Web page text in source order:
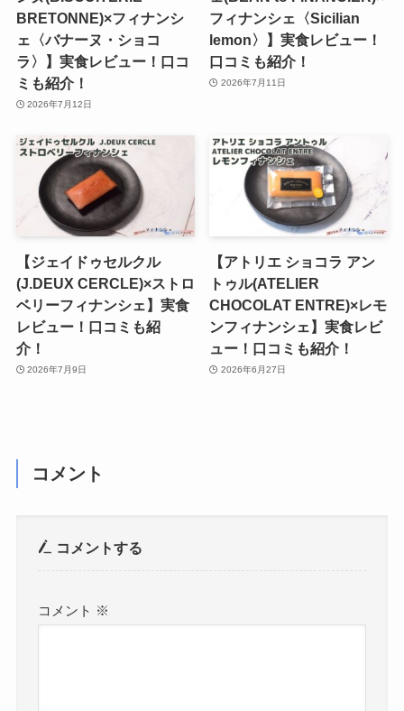
BRETONNE)×フィナンシ
ェ〈バナーヌ・ショコ
ラ〉】実食レビュー！口コ
ミも紹介！
2026年7月12日
フィナンシェ〈Sicilian
lemon〉】実食レビュー！
口コミも紹介！
2026年7月11日
【ジェイドゥセルクル
(J.DEUX CERCLE)×ストロ
ベリーフィナンシェ】実食
レビュー！口コミも紹
介！
2026年7月9日
【アトリエ ショコラ アン
トゥル(ATELIER
CHOCOLAT ENTRE)×レモ
ンフィナンシェ】実食レビ
ュー！口コミも紹介！
2026年6月27日
コメント
コメントする
コメント ※